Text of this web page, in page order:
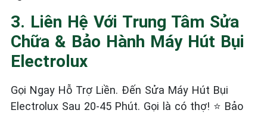
3. Liên Hệ Với Trung Tâm Sửa
Chữa & Bảo Hành Máy Hút Bụi
Electrolux
Gọi Ngay Hỗ Trợ Liền. Đến Sửa Máy Hút Bụi
Electrolux Sau 20-45 Phút. Gọi là có thợ! ⭐ Bảo